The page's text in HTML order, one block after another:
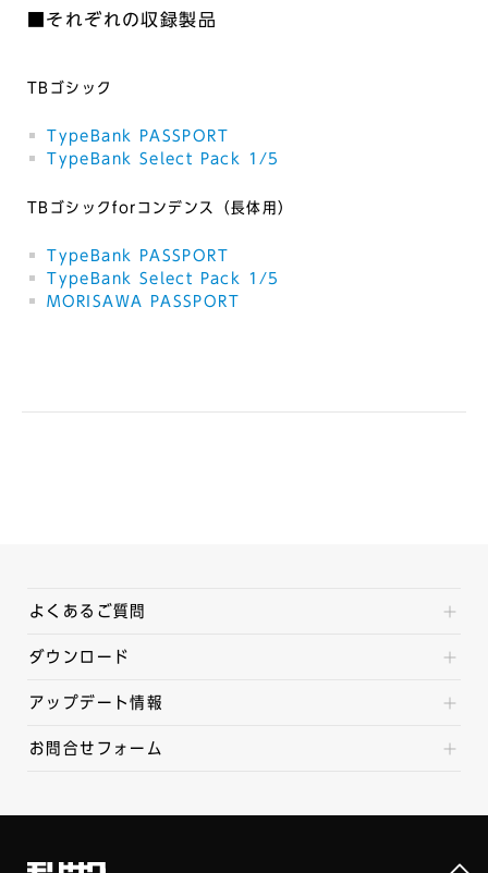
■それぞれの収録製品
TBゴシック
TypeBank PASSPORT
TypeBank Select Pack 1/5
TBゴシックforコンデンス（長体用）
TypeBank PASSPORT
TypeBank Select Pack 1/5
MORISAWA PASSPORT
よくあるご質問
ダウンロード
アップデート情報
お問合せフォーム